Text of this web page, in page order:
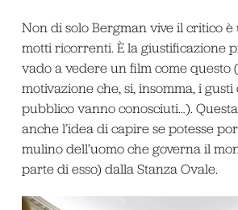
Non di solo Bergman vive il critico
motti ricorrenti. È la giustificazione
vado a vedere un film come questo
motivazione che, si, insomma, i
pubblico vanno conosciuti…). Questa
anche l’idea di capire se potesse
mulino dell’uomo che governa il
parte di esso) dalla Stanza Ovale.